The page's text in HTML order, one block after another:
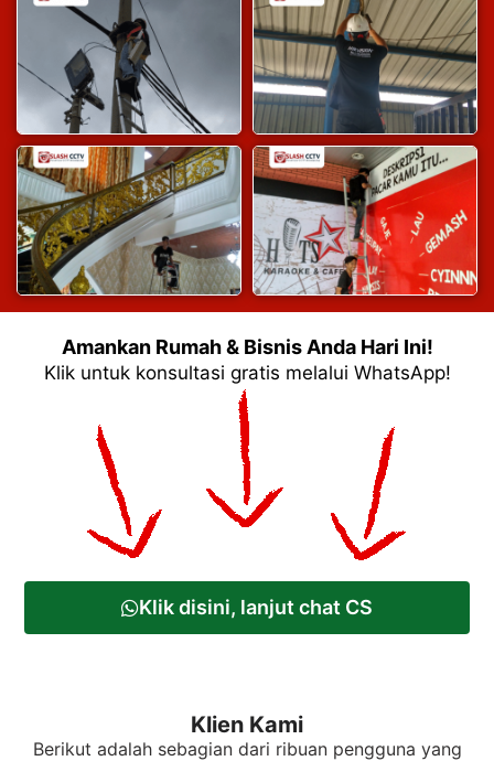
Amankan Rumah & Bisnis Anda Hari Ini!
Klik untuk konsultasi gratis melalui WhatsApp!
Klik disini, lanjut chat CS
Klien Kami
Berikut adalah sebagian dari ribuan pengguna yang